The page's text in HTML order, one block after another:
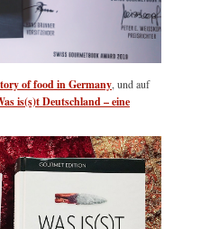
of food in Germany , und auf
is(s)t Deutschland – eine